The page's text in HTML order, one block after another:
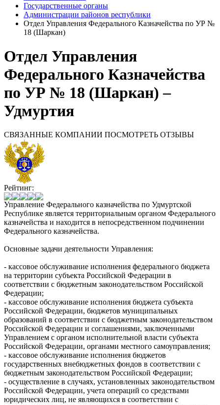
Государственные органы
Администрации районов республики
Отдел Управления Федерального Казначейства по УР №
18 (Шаркан)
Отдел Управления
Федерального Казначейства
по УР № 18 (Шаркан) –
Удмуртия
СВЯЗАННЫЕ КОМПАНИИ ПОСМОТРЕТЬ ОТЗЫВЫ
Рейтинг:
Управление Федерального казначейства по Удмуртской
Республике является территориальным органом Федерального
казначейства и находится в непосредственном подчинении
Федерального казначейства.
Основные задачи деятельности Управления:
- кассовое обслуживание исполнения федерального бюджета
на территории субъекта Российской Федерации в
соответствии с бюджетным законодательством Российской
Федерации;
- кассовое обслуживание исполнения бюджета субъекта
Российской Федерации, бюджетов муниципальных
образований в соответствии с бюджетным законодательством
Российской Федерации и соглашениями, заключенными
Управлением с органом исполнительной власти субъекта
Российской Федерации, органами местного самоуправления;
- кассовое обслуживание исполнения бюджетов
государственных внебюджетных фондов в соответствии с
бюджетным законодательством Российской Федерации;
- осуществление в случаях, установленных законодательством
Российской Федерации, учета операций со средствами
юридических лиц, не являющихся в соответствии с